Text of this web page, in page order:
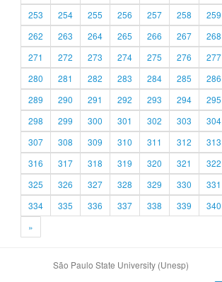
253
254 255 256 257 258 259
262
263 264 265 266 267 268
271
272 273 274 275 276 277
280
281 282 283 284 285 286
289
290 291 292 293 294 295
298
299 300 301 302 303 304
307
308 309 310 311 312 313
316
317 318 319 320 321 322
325
326 327 328 329 330 331
334
335 336 337 338 339 340
»
São Paulo State University (Unesp)